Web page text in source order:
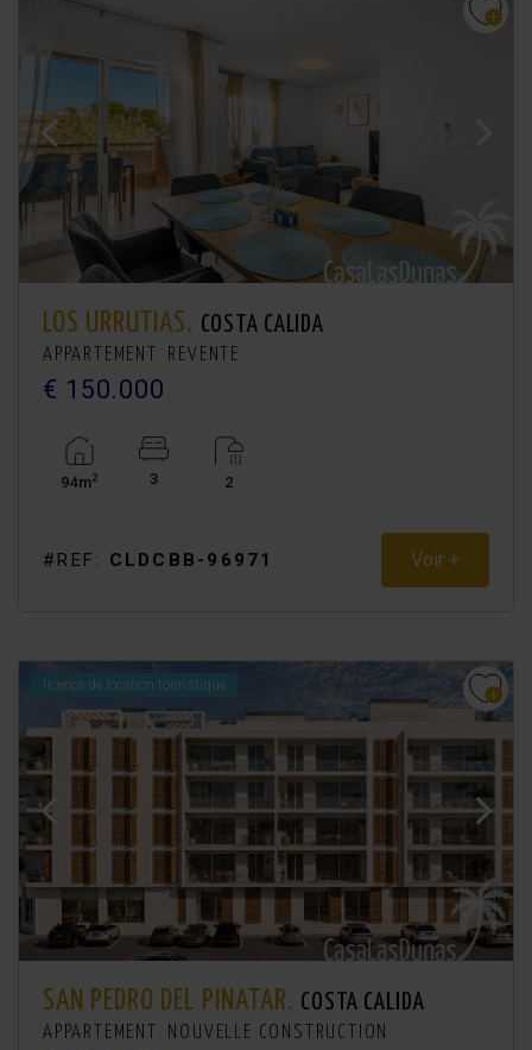
LOS URRUTIAS. COSTA CALIDA
APPARTEMENT. REVENTE
€ 150.000
94m2 3 2
#REF: CLDCBB-96971 Voir +
licence de location touristique
SAN PEDRO DEL PINATAR. COSTA CALIDA
APPARTEMENT. NOUVELLE CONSTRUCTION